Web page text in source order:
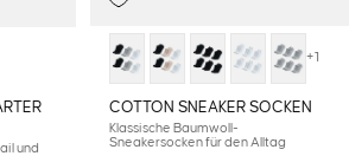
und
+1
COTTON SNEAKER SOCKEN
Klassische Baumwoll-
Sneakersocken für den Alltag